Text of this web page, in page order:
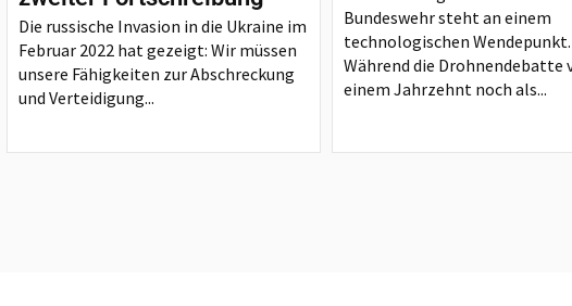
Die russische Invasion in die Ukraine im
Februar 2022 hat gezeigt: Wir müssen
unsere Fähigkeiten zur Abschreckung
und Verteidigung...
Bundeswehr steht an einem
technologischen Wendepunkt.
Während die Drohnendebatte
einem Jahrzehnt noch als...